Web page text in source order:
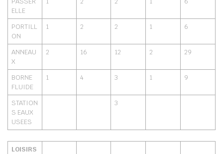
ELLE
PORTILL
ON
1 2 2 1 6
ANNEAU
X
2 16 12 2 29
BORNE
FLUIDE
1 4 3 1 9
STATION
S EAUX
USEES
3
LOISIRS